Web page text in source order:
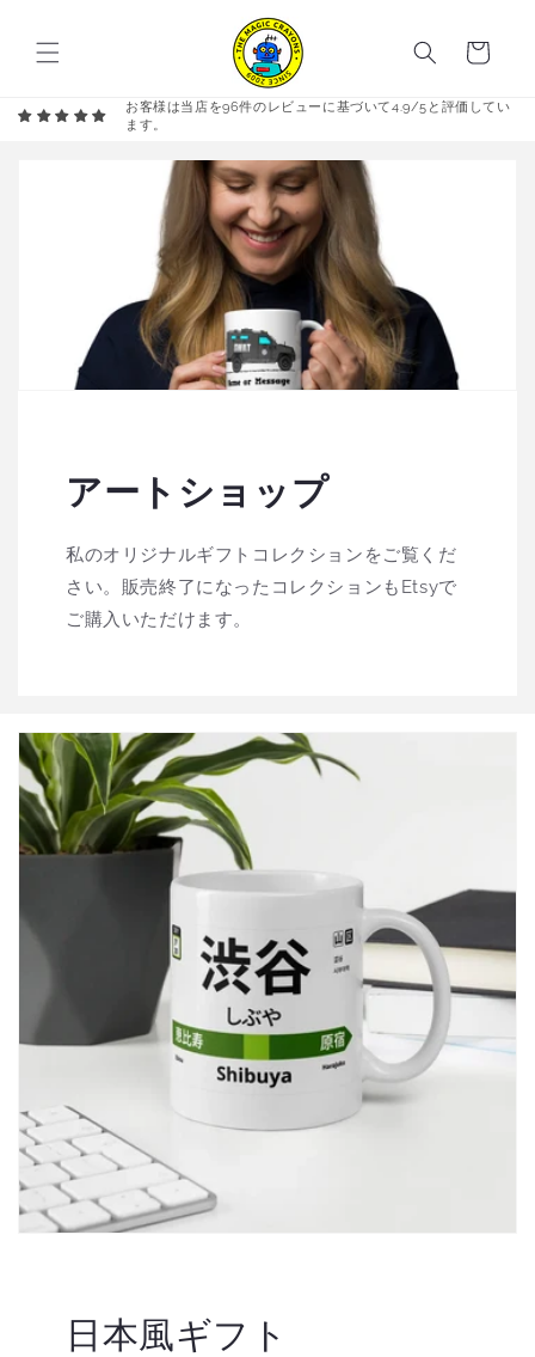
進む
ー
お客様は当店を96件のレビューに基づいて4.9/5と評価してい
ます。
アートショップ
私のオリジナルギフトコレクションをご覧くだ
さい。販売終了になったコレクションもEtsyで
ご購入いただけます。
日本風ギフト